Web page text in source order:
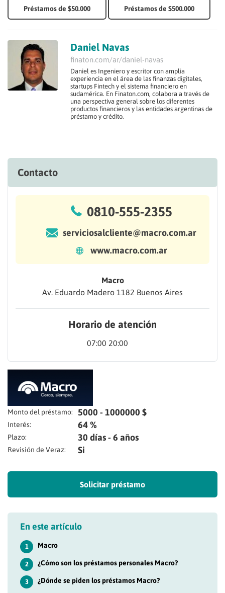
Préstamos de $50.000 Préstamos de $500.000
Daniel Navas
finaton.com/ar/daniel-navas
Daniel es Ingeniero y escritor con amplia
experiencia en el área de las finanzas digitales,
startups Fintech y el sistema financiero en
sudamérica. En Finaton.com, colabora a través de
una perspectiva general sobre los diferentes
productos financieros y las entidades argentinas de
préstamo y crédito.
Contacto
0810-555-2355
serviciosalcliente@macro.com.ar
www.macro.com.ar
Macro
Av. Eduardo Madero 1182 Buenos Aires
Horario de atención
07:00 20:00
Monto del préstamo: 5000 - 1000000 $
Interés: 64 %
Plazo: 30 días - 6 años
Revisión de Veraz: Si
Solicitar préstamo
En este artículo
1 Macro
2 ¿Cómo son los préstamos personales Macro?
3 ¿Dónde se piden los préstamos Macro?